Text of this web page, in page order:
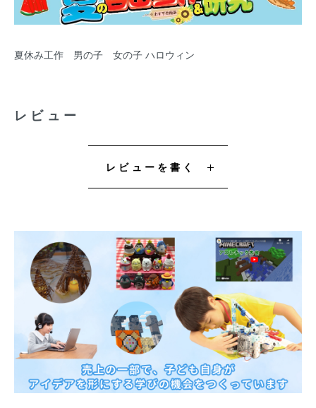
夏休み工作 男の子 女の子 ハロウィン
レビュー
レビューを書く